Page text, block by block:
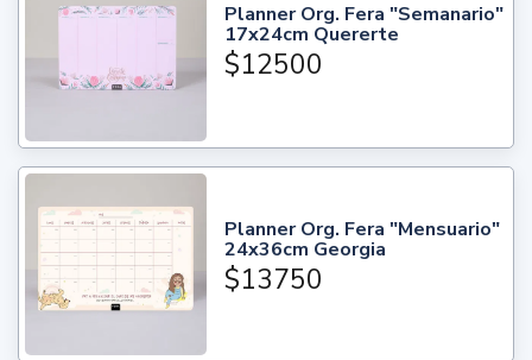
Planner Org. Fera "Semanario"
17x24cm Quererte
$12500
Planner Org. Fera "Mensuario"
24x36cm Georgia
$13750